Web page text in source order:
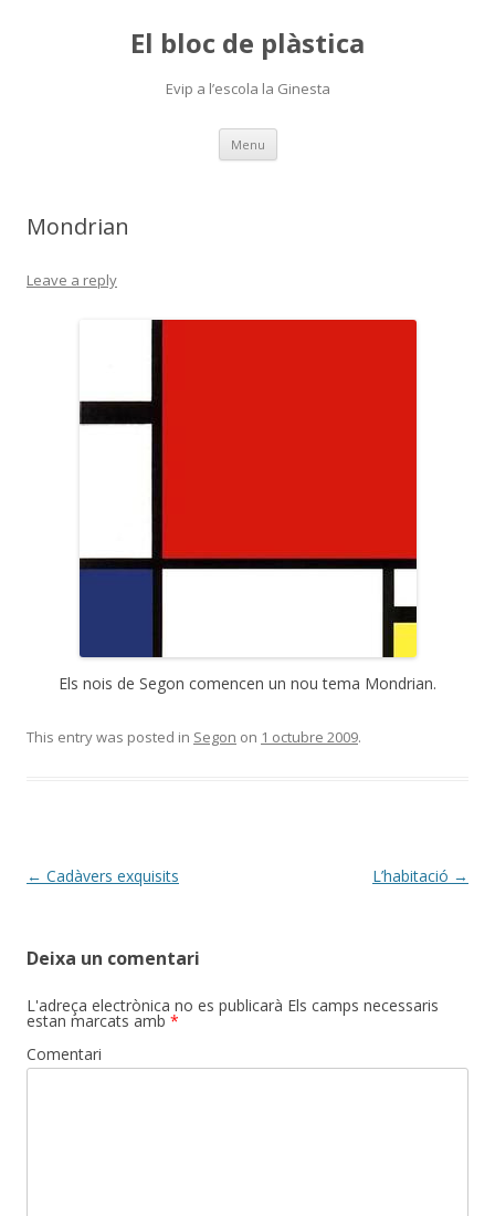
El bloc de plàstica
Evip a l’escola la Ginesta
Menu Skip
content
Mondrian
Leave a reply
Els nois de Segon comencen un nou tema Mondrian.
This entry was posted in Segon on 1 octubre 2009.
Post
← Cadàvers exquisits L’habitació →
Deixa un comentari
L'adreça electrònica no es publicarà Els camps necessaris
estan marcats amb *
Comentari